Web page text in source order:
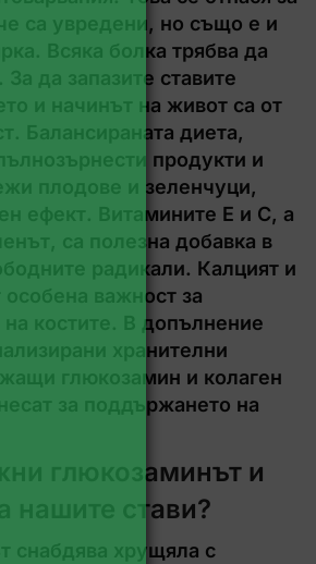
са увредени, но също е и
Всяка болка трябва да
За да запазите ставите
и начинът на живот са от
Балансираната диета,
продукти и
плодове и зеленчуци,
ефект. Витамините Е и С, а
са полезна добавка в
радикали. Калцият и
особена важност за
на костите. В допълнение
хранителни
глюкозамин и колаген
за поддържането на
глюкозаминът и
нашите стави?
снабдява хрущяла с